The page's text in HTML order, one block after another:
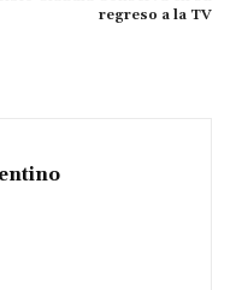
regreso a la TV